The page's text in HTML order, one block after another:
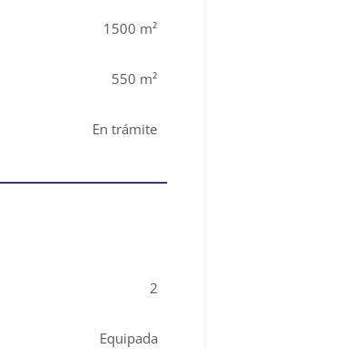
1500 m²
550 m²
En trámite
2
Equipada